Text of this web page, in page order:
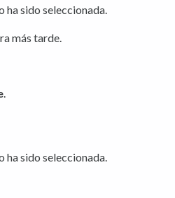
ha sido seleccionada.
más tarde.
ha sido seleccionada.